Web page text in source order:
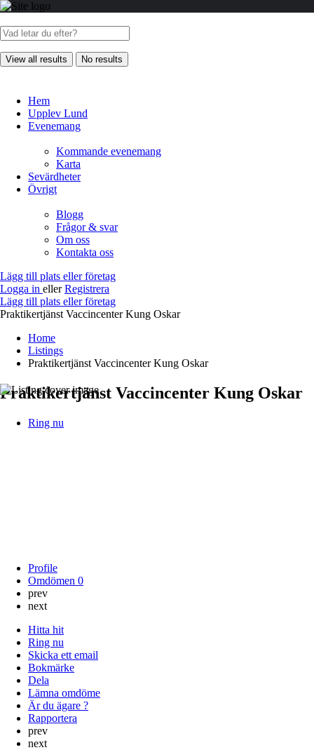
View all results No results
Hem
Upplev Lund
Evenemang
Kommande evenemang
Karta
Sevärdheter
Övrigt
Blogg
Frågor & svar
Om oss
Kontakta oss
Lägg till plats eller företag
Logga in eller Registrera
Lägg till plats eller företag
Praktikertjänst Vaccincenter Kung Oskar
Home
Listings
Praktikertjänst Vaccincenter Kung Oskar
Praktikertjänst Vaccincenter Kung Oskar
Ring nu
Profile
Omdömen 0
prev
next
Hitta hit
Ring nu
Skicka ett email
Bokmärke
Dela
Lämna omdöme
Är du ägare ?
Rapportera
prev
next